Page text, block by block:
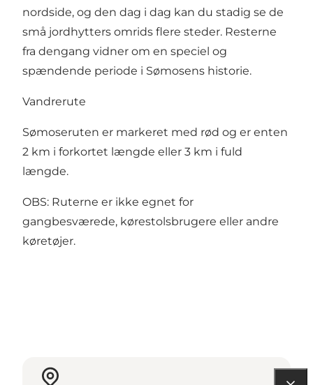
nordside, og den dag i dag kan du stadig se de
små jordhytters omrids flere steder. Resterne
fra dengang vidner om en speciel og
spændende periode i Sømosens historie.
Vandrerute
Sømoseruten er markeret med rød og er enten
2 km i forkortet længde eller 3 km i fuld
længde.
OBS: Ruterne er ikke egnet for
gangbesværede, kørestolsbrugere eller andre
køretøjer.